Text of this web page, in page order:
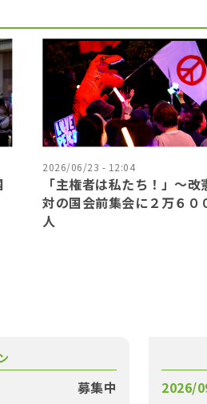
2026/06/23 - 12:04
「主権者は私たち！」〜改
対の国会前集会に２万６０
人
募集中
2026/